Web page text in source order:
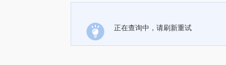
正在查询中，请刷新重试